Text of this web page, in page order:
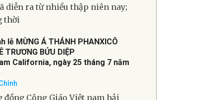
Phát ngôn viên Bộ Ngoại
ông Tommy Pigott cho biết, hoạt
diễn ra từ nhiều thập niên nay;
thời
lễ MỪNG Á THÁNH PHANXICÔ